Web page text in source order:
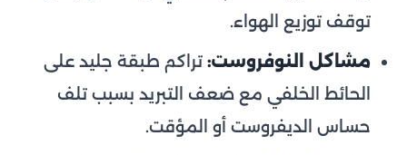
توقف توزيع الهواء.
مشاكل النوفروست: تراكم طبقة جليد على
الحائط الخلفي مع ضعف التبريد بسبب تلف
حساس الديفروست أو المؤقت.